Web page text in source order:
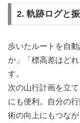
2. 軌跡ログと
歩いたルートを自
か」「標高差はど
す。
次の山行計画を立
にも便利。自分の
術の向上にもつなが